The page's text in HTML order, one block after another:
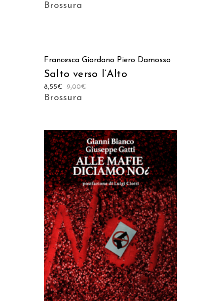
Brossura
AGGIUNGI AL CARRELLO
Francesca Giordano Piero Damosso
Salto verso l’Alto
9,00€
8,55€
Brossura
AGGIUNGI AL CARRELLO